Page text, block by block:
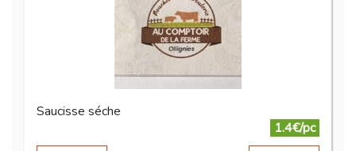
Saucisse séche
1.4€/pc